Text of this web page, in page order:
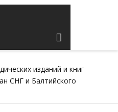
изданий и книг
СНГ и Балтийского